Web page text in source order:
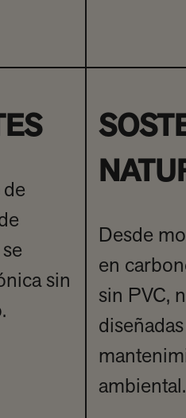
de
sin
Desde
en
sin PVC,
ambiental.